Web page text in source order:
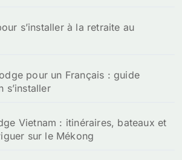
s’installer à la retraite au
pour un Français : guide
s’installer
Vietnam : itinéraires, bateaux et
sur le Mékong